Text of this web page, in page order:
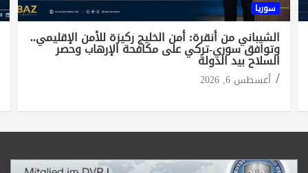
سوريا
الشيباني من أنقرة: أمن الخليج ركيزة للأمن الإقليمي..
وتوافق سوري-تركي على مكافحة الإرهاب وحصر
السلاح بيد الدولة
أغسطس 6, 2026